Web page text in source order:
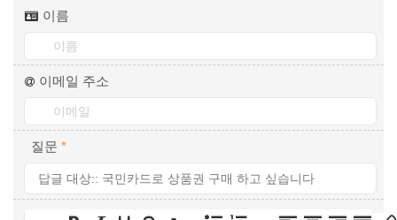
이름
이메일 주소
질문 *